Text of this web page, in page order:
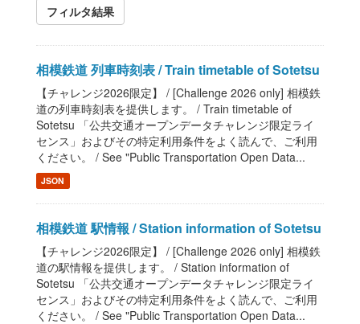
フィルタ結果
相模鉄道 列車時刻表 / Train timetable of Sotetsu
【チャレンジ2026限定】 / [Challenge 2026 only] 相模鉄
道の列車時刻表を提供します。 / Train timetable of
Sotetsu 「公共交通オープンデータチャレンジ限定ライ
センス」およびその特定利用条件をよく読んで、ご利用
ください。 / See "Public Transportation Open Data...
JSON
相模鉄道 駅情報 / Station information of Sotetsu
【チャレンジ2026限定】 / [Challenge 2026 only] 相模鉄
道の駅情報を提供します。 / Station information of
Sotetsu 「公共交通オープンデータチャレンジ限定ライ
センス」およびその特定利用条件をよく読んで、ご利用
ください。 / See "Public Transportation Open Data...